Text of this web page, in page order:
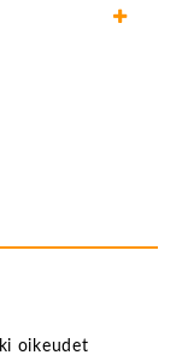
oikeudet